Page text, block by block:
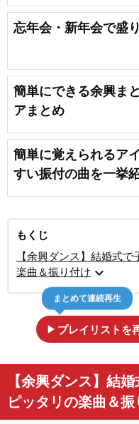
忘年会・新年会で盛
簡単にできる余興ま
アまとめ
簡単に覚えられるア
すい振付の曲を一挙
もくじ
【余興ダンス】結婚式
楽曲＆振り付け expand_more
play_arrow プレイリストを
まとめて連続再生
【余興ダンス】結
ピッタリの楽曲＆振